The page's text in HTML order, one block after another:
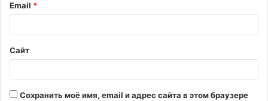
Email *
Сайт
Сохранить моё имя, email и адрес сайта в этом браузере